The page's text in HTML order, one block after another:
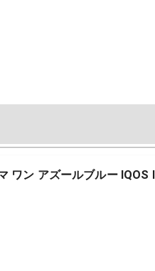
ワン アズールブルー IQOS